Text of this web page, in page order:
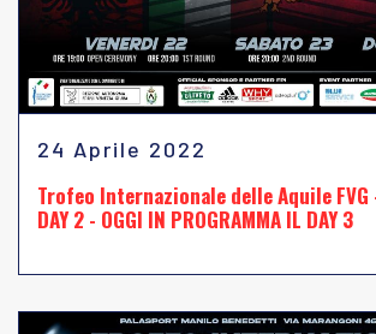
24 Aprile 2022
Trofeo Internazionale delle Aquile FVG
DAY 2 - OGGI IN PROGRAMMA IL DAY 3